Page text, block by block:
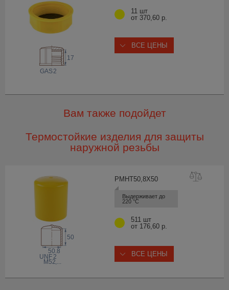
17
GAS 2
11 шт
от 370,60 р.
ВСЕ ЦЕНЫ
Вам также подойдет
Термостойкие изделия для защиты
наружной резьбы
PMHT50,8X50
Выдерживает до
220 °С
50.8
50
,...
M52
UNF 2
511 шт
от 176,60 р.
ВСЕ ЦЕНЫ